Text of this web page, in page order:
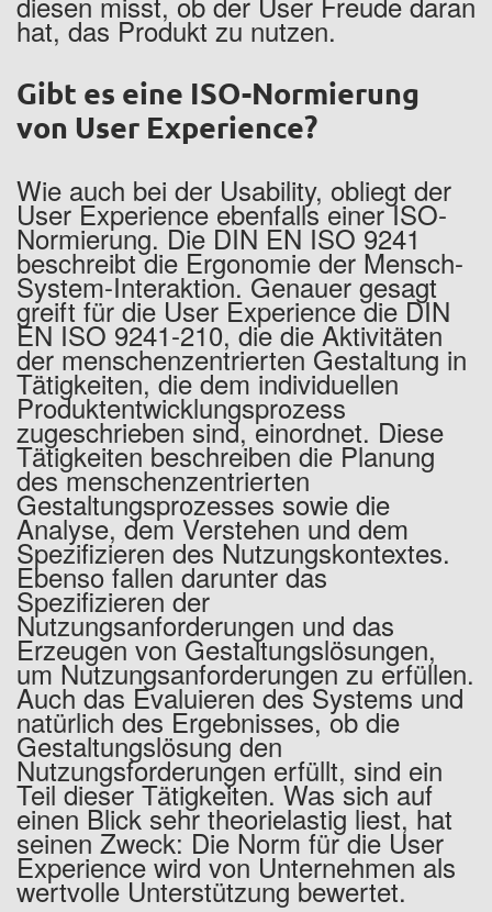
hat, das Produkt zu nutzen.
Gibt es eine ISO-Normierung
von User Experience?
Wie auch bei der Usability, obliegt der
User Experience ebenfalls einer ISO-
Normierung. Die DIN EN ISO 9241
beschreibt die Ergonomie der Mensch-
System-Interaktion. Genauer gesagt
greift für die User Experience die DIN
EN ISO 9241-210, die die Aktivitäten
der menschenzentrierten Gestaltung in
Tätigkeiten, die dem individuellen
Produktentwicklungsprozess
zugeschrieben sind, einordnet. Diese
Tätigkeiten beschreiben die Planung
des menschenzentrierten
Gestaltungsprozesses sowie die
Analyse, dem Verstehen und dem
Spezifizieren des Nutzungskontextes.
Ebenso fallen darunter das
Spezifizieren der
Nutzungsanforderungen und das
Erzeugen von Gestaltungslösungen,
um Nutzungsanforderungen zu erfüllen.
Auch das Evaluieren des Systems und
natürlich des Ergebnisses, ob die
Gestaltungslösung den
Nutzungsforderungen erfüllt, sind ein
Teil dieser Tätigkeiten. Was sich auf
einen Blick sehr theorielastig liest, hat
seinen Zweck: Die Norm für die User
Experience wird von Unternehmen als
wertvolle Unterstützung bewertet.